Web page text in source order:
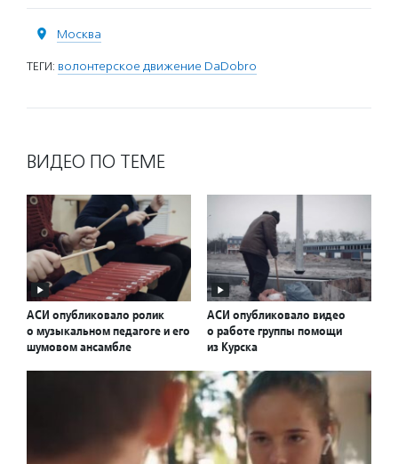
Москва
ТЕГИ: волонтерское движение DaDobro
ВИДЕО ПО ТЕМЕ
АСИ опубликовало ролик
о музыкальном педагоге и его
шумовом ансамбле
АСИ опубликовало видео
о работе группы помощи
из Курска